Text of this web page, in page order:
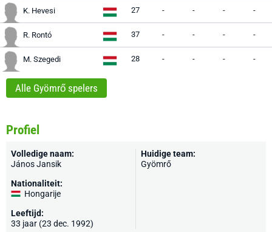
K. Hevesi 27 - - - -
R. Rontó 37 - - - -
M. Szegedi 28 - - - -
Alle Gyömrő spelers
Profiel
Volledige naam:
János Jansik
Nationaliteit:
Hongarije
Leeftijd:
33 jaar (23 dec. 1992)
Huidige team:
Gyömrő